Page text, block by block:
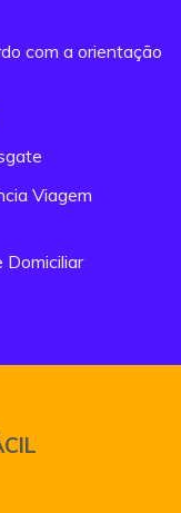
com a orientação
Viagem